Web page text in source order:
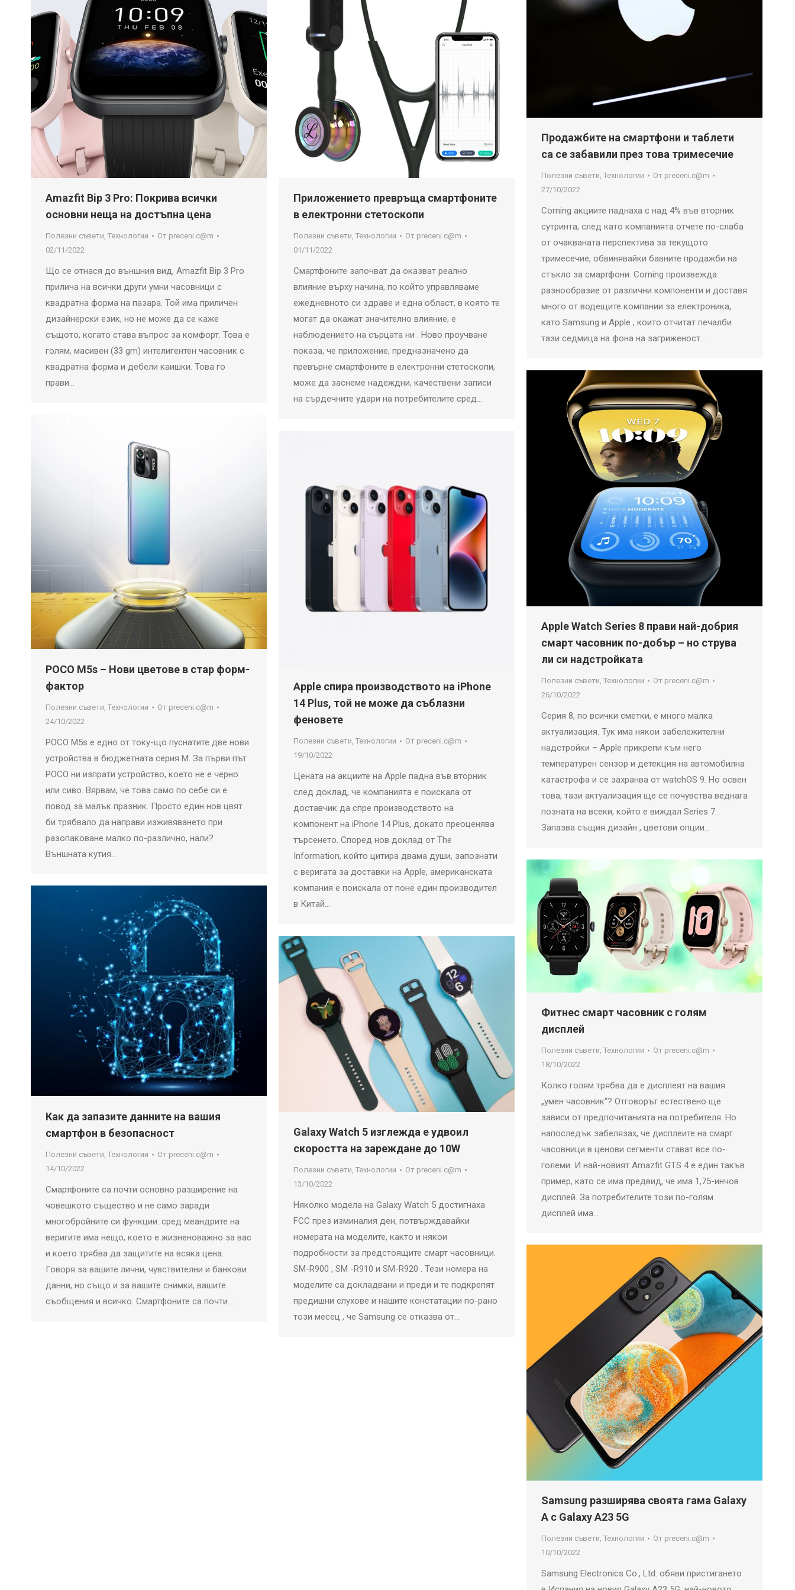
Amazfit Bip 3 Pro: Покрива всички
основни неща на достъпна цена
Полезни съвети, Технологии От preceni.c@m
02/11/2022
Що се отнася до външния вид, Amazfit Bip 3 Pro
прилича на всички други умни часовници с
квадратна форма на пазара. Той има приличен
дизайнерски език, но не може да се каже
същото, когато става въпрос за комфорт. Това е
голям, масивен (33 gm) интелигентен часовник с
квадратна форма и дебели каишки. Това го
прави…
Приложението превръща смартфоните
в електронни стетоскопи
Полезни съвети, Технологии От preceni.c@m
01/11/2022
Смартфоните започват да оказват реално
влияние върху начина, по който управляваме
ежедневното си здраве и една област, в която те
могат да окажат значително влияние, е
наблюдението на сърцата ни . Ново проучване
показа, че приложение, предназначено да
превърне смартфоните в електронни стетоскопи,
може да заснеме надеждни, качествени записи
на сърдечните удари на потребителите сред…
Продажбите на смартфони и таблети
са се забавили през това тримесечие
Полезни съвети, Технологии От preceni.c@m
27/10/2022
Corning акциите паднаха с над 4% във вторник
сутринта, след като компанията отчете по-слаба
от очакваната перспектива за текущото
тримесечие, обвинявайки бавните продажби на
стъкло за смартфони. Corning произвежда
разнообразие от различни компоненти и доставя
много от водещите компании за електроника,
като Samsung и Apple , които отчитат печалби
тази седмица на фона на загриженост…
Apple Watch Series 8 прави най-добрия
смарт часовник по-добър – но струва
ли си надстройката
Полезни съвети, Технологии От preceni.c@m
26/10/2022
Серия 8, по всички сметки, е много малка
актуализация. Тук има някои забележителни
надстройки – Apple прикрепи към него
температурен сензор и детекция на автомобилна
катастрофа и се захранва от watchOS 9. Но освен
това, тази актуализация ще се почувства веднага
позната на всеки, който е виждал Series 7.
Запазва същия дизайн , цветови опции…
POCO M5s – Нови цветове в стар форм-
фактор
Полезни съвети Технологии От preceni.c@m
24/10/2022
POCO M5s е едно от току-що пуснатите две нови
устройства в бюджетната серия M. За първи път
POCO ни изпрати устройство, което не е черно
или сиво. Вярвам, че това само по себе си е
повод за малък празник. Просто един нов цвят
би трябвало да направи изживяването при
разопаковане малко по-различно, нали?
Външната кутия…
Apple спира производството на iPhone
14 Plus, той не може да съблазни
феновете
Полезни съвети, Технологии От preceni.c@m
19/10/2022
Цената на акциите на Apple падна във вторник
след доклад, че компанията е поискала от
доставчик да спре производството на
компонент на iPhone 14 Plus, докато преоценява
търсенето. Според нов доклад от The
Information, който цитира двама души, запознати
с веригата за доставки на Apple, американската
компания е поискала от поне един производител
в Китай…
Фитнес смарт часовник с голям
дисплей
Полезни съвети Технологии От preceni.c@m
18/10/2022
Колко голям трябва да е дисплеят на вашия
„умен часовник“? Отговорът естествено ще
зависи от предпочитанията на потребителя. Но
напоследък забелязах, че дисплеите на смарт
часовници в ценови сегменти стават все по-
големи. И най-новият Amazfit GTS 4 е един такъв
пример, като се има предвид, че има 1,75-инчов
дисплей. За потребителите този по-голям
дисплей има…
Как да запазите данните на вашия
смартфон в безопасност
Полезни съвети Технологии От preceni.c@m
14/10/2022
Смартфоните са почти основно разширение на
човешкото същество и не само заради
многобройните си функции: сред меандрите на
веригите има нещо, което е жизненоважно за вас
и което трябва да защитите на всяка цена.
Говоря за вашите лични, чувствителни и банкови
данни, но също и за вашите снимки, вашите
съобщения и всичко. Смартфоните са почти…
Galaxy Watch 5 изглежда е удвоил
скоростта на зареждане до 10W
Полезни съвети Технологии От preceni.c@m
13/10/2022
Няколко модела на Galaxy Watch 5 достигнаха
FCC през изминалия ден, потвърждавайки
номерата на моделите, както и някои
подробности за предстоящите смарт часовници.
SM-R900 , SM -R910 и SM-R920 . Тези номера на
моделите са докладвани и преди и те подкрепят
предишни слухове и нашите констатации по-рано
този месец , че Samsung се отказва от…
Samsung разширява своята гама Galaxy
A с Galaxy A23 5G
Полезни съвети, Технологии От preceni.c@m
10/10/2022
Samsung Electronics Co., Ltd. обяви пристигането